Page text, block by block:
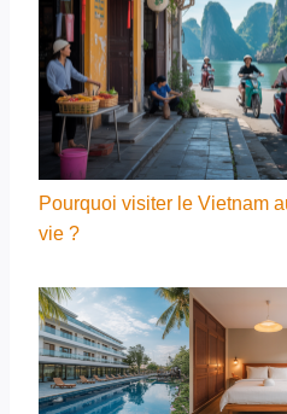
Pourquoi visiter le Vietnam
vie ?